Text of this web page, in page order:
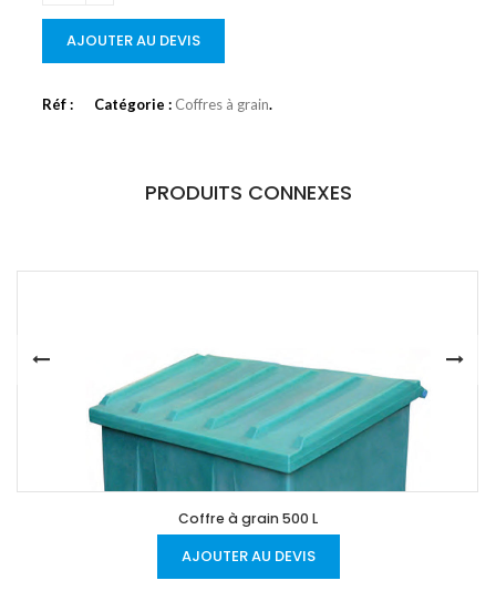
AJOUTER AU DEVIS
Réf : Catégorie : Coffres à grain.
PRODUITS CONNEXES
Coffre à grain 500 L
AJOUTER AU DEVIS